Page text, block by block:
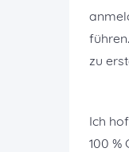
zu
Ich
100 %